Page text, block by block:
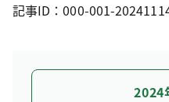
記事ID：000-001-
2024